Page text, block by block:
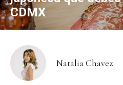
CDMX
Natalia Chavez